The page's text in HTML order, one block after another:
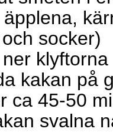
äpplena,
socker)
kakan på
ca 45-50
svalna